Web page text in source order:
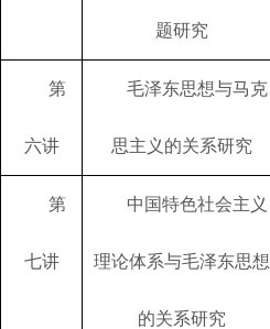
题研究
第
六讲
毛泽东思想与马克
思主义的关系研究
第
七讲
中国特色社会主义
理论体系与毛泽东思想
的关系研究